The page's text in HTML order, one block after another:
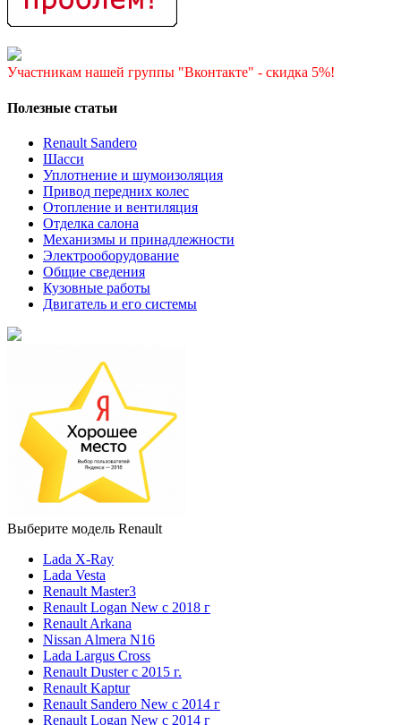
Участникам нашей группы "Вконтакте" - скидка 5%!
Полезные статьи
Renault Sandero
Шасси
Уплотнение и шумоизоляция
Привод передних колес
Отопление и вентиляция
Отделка салона
Механизмы и принадлежности
Электрооборудование
Общие сведения
Кузовные работы
Двигатель и его системы
Выберите модель Renault
Lada X-Ray
Lada Vesta
Renault Master3
Renault Logan New с 2018 г
Renault Arkana
Nissan Almera N16
Lada Largus Cross
Renault Duster с 2015 г.
Renault Kaptur
Renault Sandero New с 2014 г
Renault Logan New с 2014 г